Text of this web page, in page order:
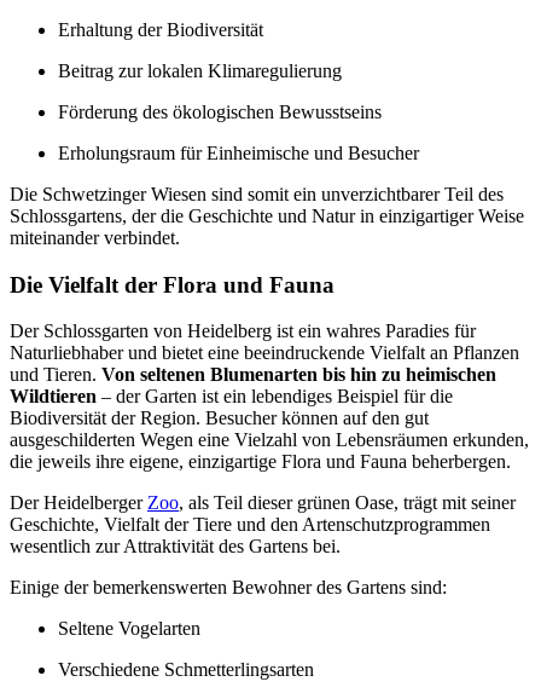
Erhaltung der Biodiversität
Beitrag zur lokalen Klimaregulierung
Förderung des ökologischen Bewusstseins
Erholungsraum für Einheimische und Besucher
Die Schwetzinger Wiesen sind somit ein unverzichtbarer Teil des
Schlossgartens, der die Geschichte und Natur in einzigartiger Weise
miteinander verbindet.
Die Vielfalt der Flora und Fauna
Der Schlossgarten von Heidelberg ist ein wahres Paradies für
Naturliebhaber und bietet eine beeindruckende Vielfalt an Pflanzen
und Tieren. Von seltenen Blumenarten bis hin zu heimischen
Wildtieren – der Garten ist ein lebendiges Beispiel für die
Biodiversität der Region. Besucher können auf den gut
ausgeschilderten Wegen eine Vielzahl von Lebensräumen erkunden,
die jeweils ihre eigene, einzigartige Flora und Fauna beherbergen.
Der HeidelbergerZoo, als Teil dieser grünen Oase, trägt mit seiner
Geschichte, Vielfalt der Tiere und den Artenschutzprogrammen
wesentlich zur Attraktivität des Gartens bei.
Einige der bemerkenswerten Bewohner des Gartens sind:
Seltene Vogelarten
Verschiedene Schmetterlingsarten